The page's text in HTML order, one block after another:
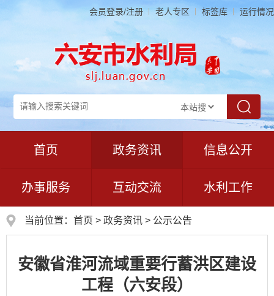
会员登录/注册 老人专区 标签库 运行情况
首页 政务资讯 信息公开
办事服务 互动交流 水利工作
当前位置： 首页 > 政务资讯 > 公示公告
安徽省淮河流域重要行蓄洪区建设
工程（六安段）